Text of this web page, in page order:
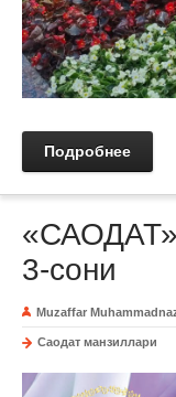
Подробнее
3-сони
Muzaffar
Саодат манзиллари